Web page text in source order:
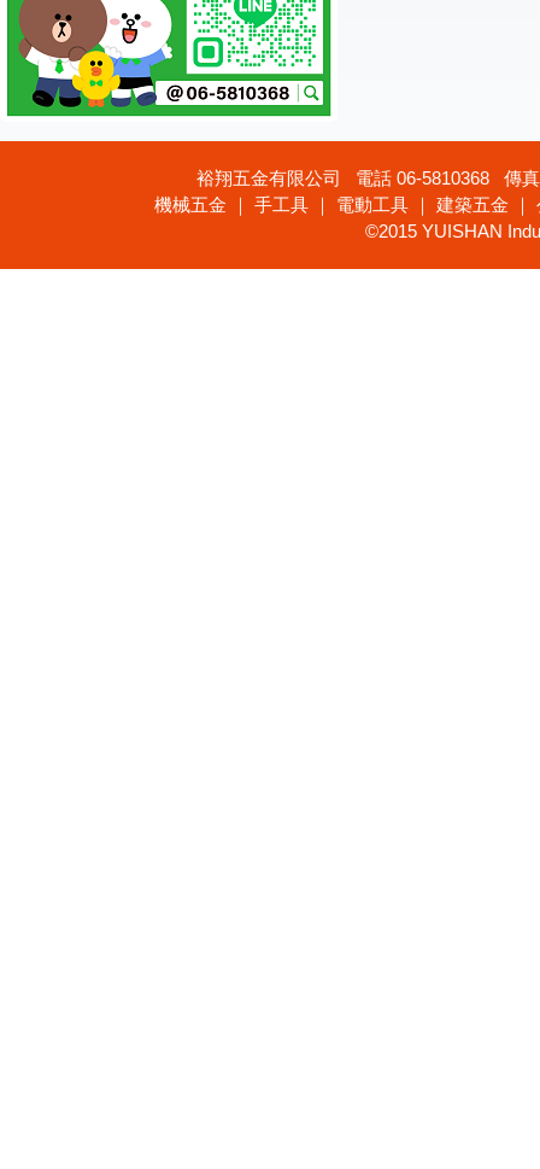
裕翔五金有限公司 電話 06-5810368 傳
機械五金 ｜ 手工具 ｜ 電動工具 ｜ 建築五金
©2015 YUISHAN